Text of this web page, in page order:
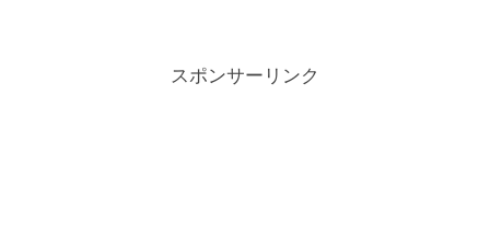
スポンサーリンク